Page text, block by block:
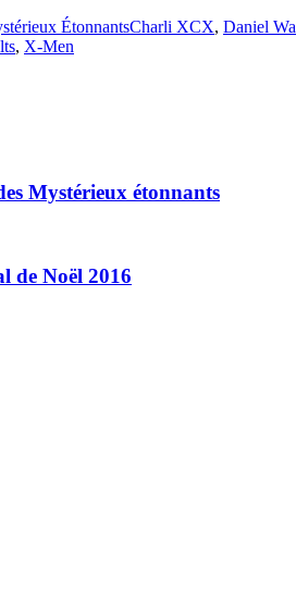
ÉtonnantsÉtiquettes
Charli XCX, Daniel
, X-Men
Mystérieux étonnants
de Noël 2016